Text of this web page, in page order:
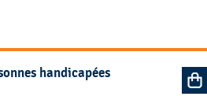
handicapées